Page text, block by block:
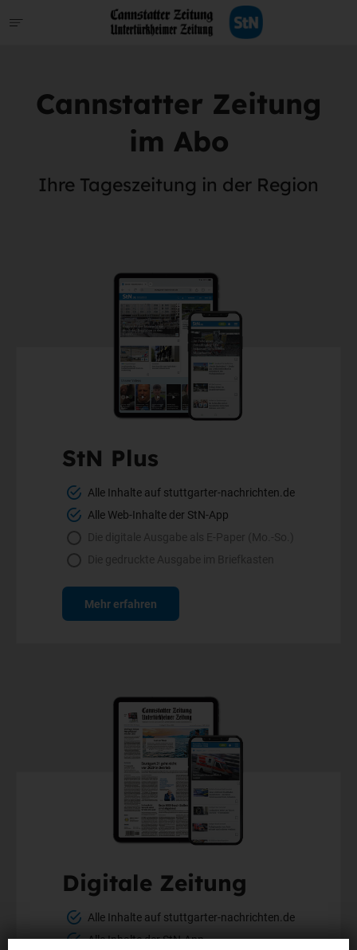
Cannstatter Zeitung
im Abo
Ihre Tageszeitung in der Region
StN Plus
Alle Inhalte auf stuttgarter-nachrichten.de
Alle Web-Inhalte der StN-App
Die digitale Ausgabe als E-Paper (Mo.-So.)
Die gedruckte Ausgabe im Briefkasten
Mehr erfahren
Digitale Zeitung
Alle Inhalte auf stuttgarter-nachrichten.de
Alle Inhalte der StN-App